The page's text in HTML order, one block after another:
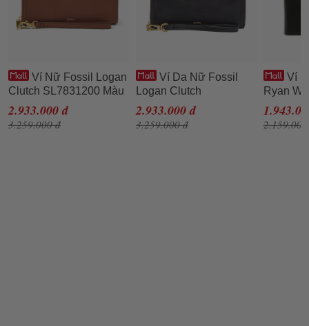
Ví Nữ Fossil Logan
Clutch SL7831200 Màu
Nâu
2.933.000 đ
3.259.000 đ
Ví Da Nữ Fossil
Logan Clutch
SL7831001 Màu Đen
2.933.000 đ
3.259.000 đ
Ví
Ryan
Màu Đen